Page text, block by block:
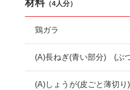
材料（4人分）
鶏ガラ
(A)長ねぎ(青い部分) (ぶ
(A)しょうが(皮ごと薄切り)